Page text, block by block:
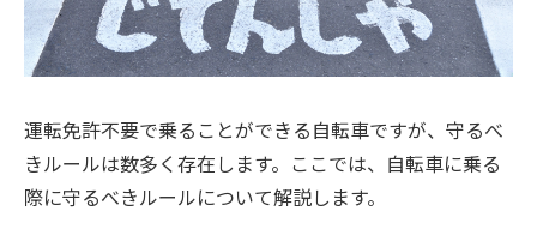
運転免許不要で乗ることができる自転車ですが、守るべ
きルールは数多く存在します。ここでは、自転車に乗る
際に守るべきルールについて解説します。